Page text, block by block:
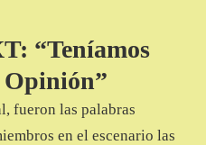
“Teníamos
Opinión”
fueron las palabras
en el escenario las